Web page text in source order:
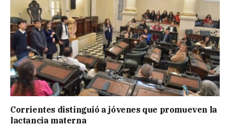
Corrientes distinguió a jóvenes que promueven la
lactancia materna